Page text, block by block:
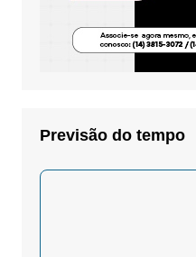
Previsão do tempo